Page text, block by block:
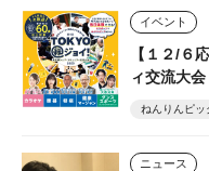
イベント
【１２/６
ィ交流大
ねんりんピッ
ニュース